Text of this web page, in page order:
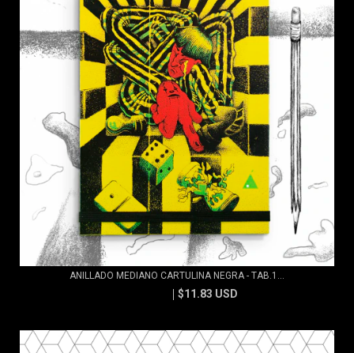
ANILLADO MEDIANO CARTULINA NEGRA - TAB.1...
$11.83 USD